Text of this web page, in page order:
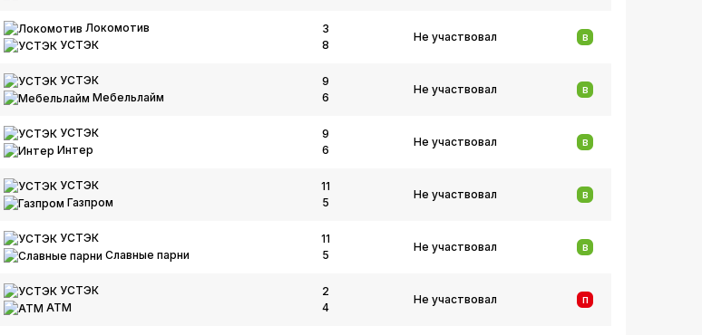
Локомотив
УСТЭК
3
8
В
Не участвовал
УСТЭК
Мебельлайм
9
6
В
Не участвовал
УСТЭК
Интер
9
6
В
Не участвовал
УСТЭК
Газпром
11
5
В
Не участвовал
УСТЭК
Славные парни
11
5
В
Не участвовал
УСТЭК
АТМ
2
4
П
Не участвовал